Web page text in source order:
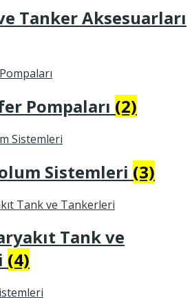
Tanker Aksesuarları
Pompaları (2)
Sistemleri (3)
Tank ve
(4)